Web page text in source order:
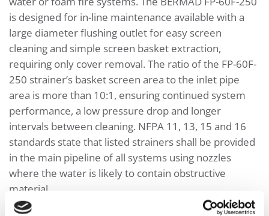
is designed for in-line maintenance available with a
large diameter flushing outlet for easy screen
cleaning and simple screen basket extraction,
requiring only cover removal. The ratio of the FP-60F-
250 strainer’s basket screen area to the inlet pipe
area is more than 10:1, ensuring continued system
performance, a low pressure drop and longer
intervals between cleaning. NFPA 11, 13, 15 and 16
standards state that listed strainers shall be provided
in the main pipeline of all systems using nozzles
where the water is likely to contain obstructive
material.